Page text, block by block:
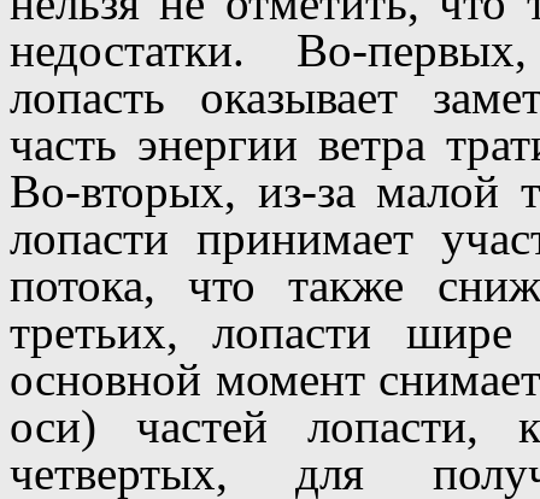
недостатки. Во-
лопасть оказывает
часть энергии ветра
Во-вторых, из-за малой
лопасти принимает
потока, что также
третьих, лопасти
основной момент
оси) частей лопасти,
четвертых, для